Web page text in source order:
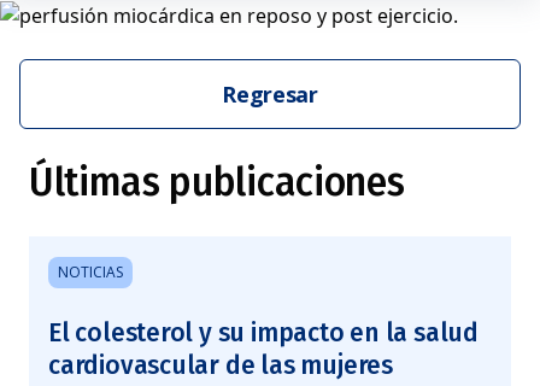
Regresar
Últimas publicaciones
NOTICIAS
El colesterol y su impacto en la salud
cardiovascular de las mujeres